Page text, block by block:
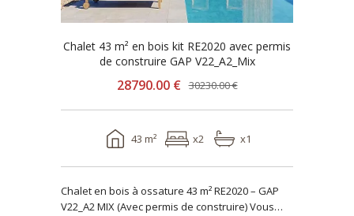
Chalet 43 m² en bois kit RE2020 avec permis
de construire GAP V22_A2_Mix
28790.00 € 30230.00 €
43 m² x2 x1
Chalet en bois à ossature 43 m² RE2020 – GAP
V22_A2 MIX (Avec permis de construire) Vous